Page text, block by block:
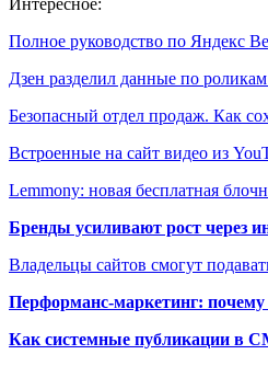
Интересное:
Полное руководство по Яндекс
Дзен разделил данные по
Безопасный отдел продаж. Как
Встроенные на сайт видео из
Lemmony: новая бесплатная
Бренды усиливают рост через
Владельцы сайтов смогут
Перформанс-маркетинг:
Как системные публикации в